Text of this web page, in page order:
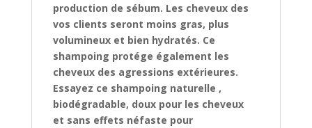
production de sébum. Les cheveux des
vos clients seront moins gras, plus
volumineux et bien hydratés. Ce
shampoing protége également les
cheveux des agressions extérieures.
Essayez ce shampoing naturelle ,
biodégradable, doux pour les cheveux
et sans effets néfaste pour